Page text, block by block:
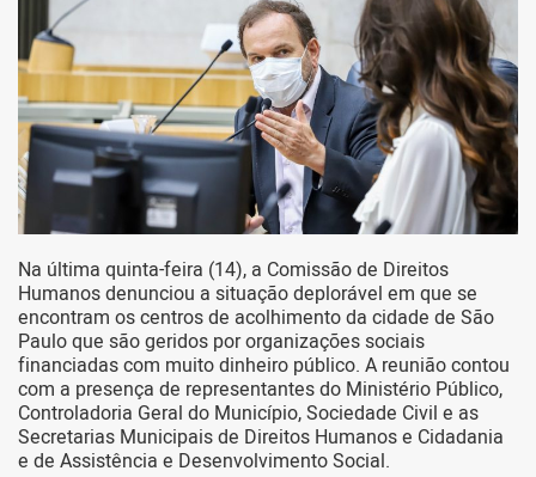
Na última quinta-feira (14), a Comissão de Direitos
Humanos denunciou a situação deplorável em que se
encontram os centros de acolhimento da cidade de São
Paulo que são geridos por organizações sociais
financiadas com muito dinheiro público. A reunião contou
com a presença de representantes do Ministério Público,
Controladoria Geral do Município, Sociedade Civil e as
Secretarias Municipais de Direitos Humanos e Cidadania
e de Assistência e Desenvolvimento Social.